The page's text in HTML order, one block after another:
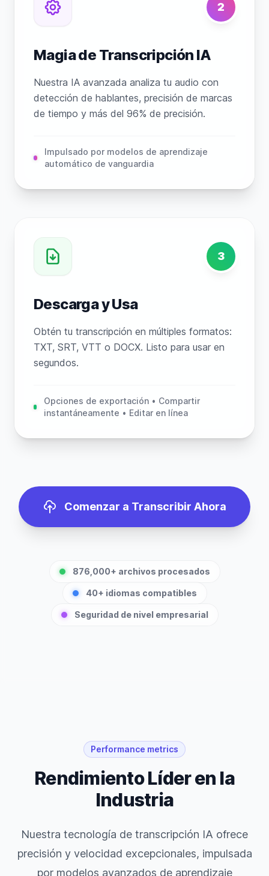
2
Magia de Transcripción IA
Nuestra IA avanzada analiza tu audio con
detección de hablantes, precisión de marcas
de tiempo y más del 96% de precisión.
Impulsado por modelos de aprendizaje
automático de vanguardia
3
Descarga y Usa
Obtén tu transcripción en múltiples formatos:
TXT, SRT, VTT o DOCX. Listo para usar en
segundos.
Opciones de exportación • Compartir
instantáneamente • Editar en línea
Comenzar a Transcribir Ahora
876,000+ archivos procesados
40+ idiomas compatibles
Seguridad de nivel empresarial
Performance metrics
Rendimiento Líder en la
Industria
Nuestra tecnología de transcripción IA ofrece
precisión y velocidad excepcionales, impulsada
por modelos avanzados de aprendizaje